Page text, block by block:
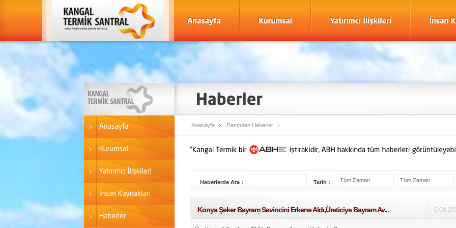
Anasayfa Basından Haberler
Haberlerde Ara : Tarih :
Konya Şeker Bayram Sevincini Erkene Aldı,Üreticiye Bayram Av...